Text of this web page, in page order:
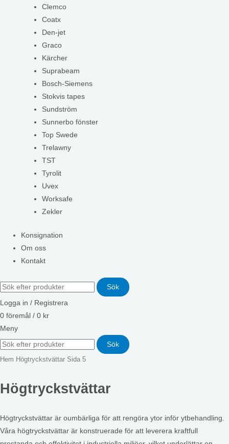
Clemco
Coatx
Den-jet
Graco
Kärcher
Suprabeam
Bosch-Siemens
Stokvis tapes
Sundström
Sunnerbo fönster
Top Swede
Trelawny
TST
Tyrolit
Uvex
Worksafe
Zekler
Konsignation
Om oss
Kontakt
Sök
Logga in / Registrera
0 föremål / 0 kr
Meny
Sök
Hem Högtryckstvättar Sida 5
Högtryckstvättar
Högtryckstvättar är oumbärliga för att rengöra ytor inför ytbehandling.
Våra högtryckstvättar är konstruerade för att leverera kraftfull